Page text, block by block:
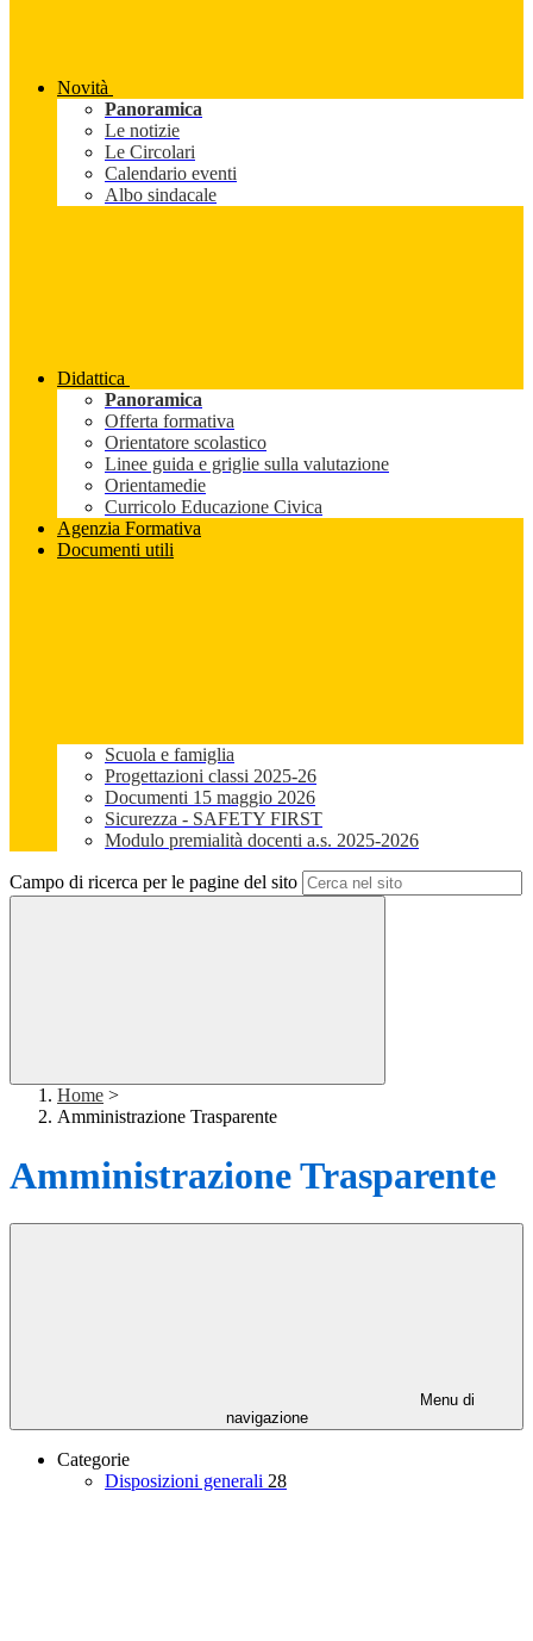
Novità
Panoramica
Le notizie
Le Circolari
Calendario eventi
Albo sindacale
Didattica
Panoramica
Offerta formativa
Orientatore scolastico
Linee guida e griglie sulla valutazione
Orientamedie
Curricolo Educazione Civica
Agenzia Formativa
Documenti utili
Scuola e famiglia
Progettazioni classi 2025-26
Documenti 15 maggio 2026
Sicurezza - SAFETY FIRST
Modulo premialità docenti a.s. 2025-2026
Campo di ricerca per le pagine del sito
Home >
Amministrazione Trasparente
Amministrazione Trasparente
Menu di
navigazione
Categorie
Disposizioni generali 28